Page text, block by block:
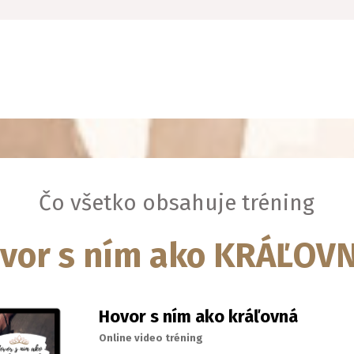
Čo všetko obsahuje tréning
s ním ako
Hovor s ním ako kráľovná
Online video tréning